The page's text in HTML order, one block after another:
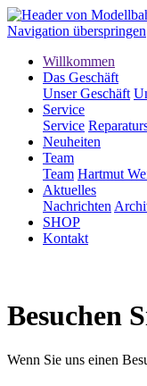
Navigation überspringen
Willkommen
Das Geschäft
Unser Geschäft
Service
Service
Neuheiten
Team
Team Hartmut
Aktuelles
Nachrichten
SHOP
Kontakt
Besuchen
Wenn Sie uns einen